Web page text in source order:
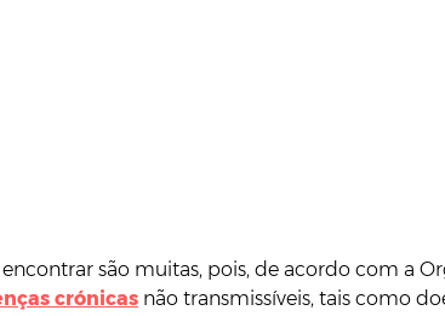
encontrar são muitas, pois, de acordo com a
crónicas não transmissíveis, tais como